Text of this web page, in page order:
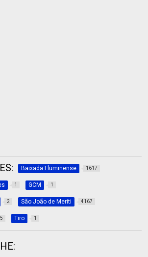
Baixada Fluminense 1617
1 GCM 1
2 São João de Meriti 4167
Tiro 1